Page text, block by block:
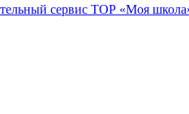
сервис ТОР «Моя